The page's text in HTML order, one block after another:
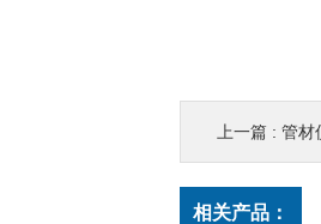
上一篇 : 管材
相关产品：